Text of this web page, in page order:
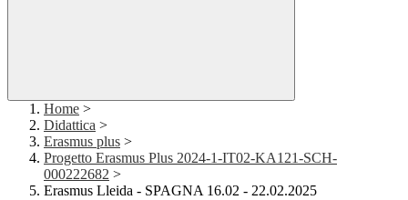
Home >
Didattica >
Erasmus plus >
Progetto Erasmus Plus 2024-1-IT02-KA121-SCH-
000222682 >
Erasmus Lleida - SPAGNA 16.02 - 22.02.2025